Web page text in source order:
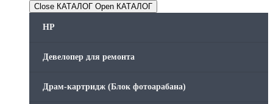
Close КАТАЛОГ Open КАТАЛОГ
HP
Девелопер для ремонта
Драм-картридж (Блок фотоарабана)